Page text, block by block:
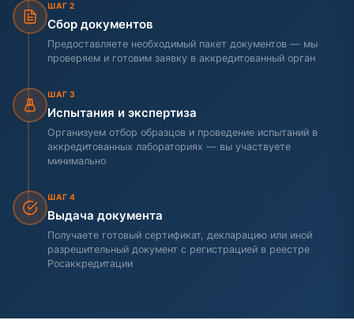
ШАГ 2
Сбор документов
Предоставляете необходимый пакет документов — мы
проверяем и готовим заявку в аккредитованный орган
ШАГ 3
Испытания и экспертиза
Организуем отбор образцов и проведение испытаний в
аккредитованных лабораториях — вы участвуете
минимально
ШАГ 4
Выдача документа
Получаете готовый сертификат, декларацию или иной
разрешительный документ с регистрацией в реестре
Росаккредитации